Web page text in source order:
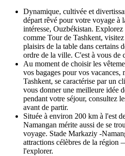
Dynamique, cultivée et
départ rêvé pour votre voyage à
intéresse, Ouzbékistan.
comme Tour de Tashkent,
plaisirs de la table dans certains
ordre de la ville. C'est à vous de
Au moment de choisir les
vos bagages pour vos vacances,
Tashkent, se caractérise par un
vous donner une meilleure idée
pendant votre séjour, consultez
avant de partir.
Située à environ 200 km à l'est
Namangan mérite aussi de se
voyage. Stade Markaziy -
attractions célèbres de la région
l'explorer.